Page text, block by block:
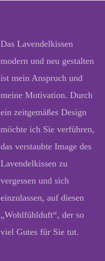
Das Lavendelkissen
modern und neu gestalten
ist mein Anspruch und
meine Motivation. Durch
ein zeitgemäßes Design
möchte ich Sie verführen,
das verstaubte Image des
Lavendelkissen zu
vergessen und sich
einzulassen, auf diesen
„Wohlfühlduft“, der so
viel Gutes für Sie tut.